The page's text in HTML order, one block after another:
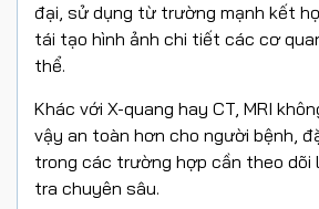
đại, sử dụng từ trường mạnh kết
tái tạo hình ảnh chi tiết các cơ
thể.
Khác với X-quang hay CT, MRI
vậy an toàn hơn cho người bệnh,
trong các trường hợp cần theo dõi
tra chuyên sâu.